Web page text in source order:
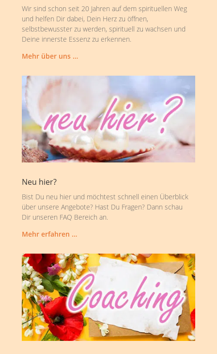
Wir sind schon seit 20 Jahren auf dem spirituellen Weg
und helfen Dir dabei, Dein Herz zu öffnen,
selbstbewusster zu werden, spirituell zu wachsen und
Deine innerste Essenz zu erkennen.
Mehr über uns …
Neu hier?
Bist Du neu hier und möchtest schnell einen Überblick
über unsere Angebote? Hast Du Fragen? Dann schau
Dir unseren FAQ Bereich an.
Mehr erfahren …